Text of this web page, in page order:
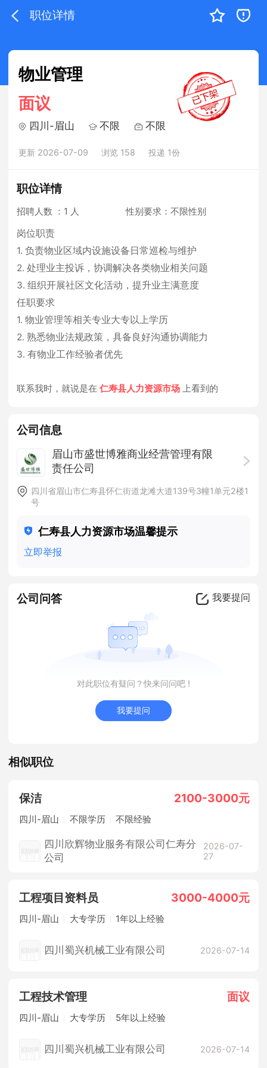
职位详情
物业管理
面议
四川-眉山 不限 不限
更新 2026-07-09 浏览 158 投递 1份
职位详情
招聘人数 ：1 人
性别要求：不限性别
岗位职责
1. 负责物业区域内设施设备日常巡检与维护
2. 处理业主投诉，协调解决各类物业相关问题
3. 组织开展社区文化活动，提升业主满意度
任职要求
1. 物业管理等相关专业大专以上学历
2. 熟悉物业法规政策，具备良好沟通协调能力
3. 有物业工作经验者优先
联系我时，就说是在 仁寿县人力资源市场上看到的
公司信息
眉山市盛世博雅商业经营管理有限
责任公司
四川省眉山市仁寿县怀仁街道龙滩大道139号3幢1单元2楼1
号
仁寿县人力资源市场温馨提示
立即举报
公司问答 我要提问
对此职位有疑问？快来问问吧 !
我要提问
相似职位
保洁 2100-3000元
四川-眉山 不限学历 不限经验
四川欣辉物业服务有限公司仁寿分
公司
2026-07-
27
工程项目资料员 3000-4000元
四川-眉山 大专学历 1年以上经验
四川蜀兴机械工业有限公司 2026-07-14
工程技术管理 面议
四川-眉山 大专学历 5年以上经验
四川蜀兴机械工业有限公司 2026-07-14